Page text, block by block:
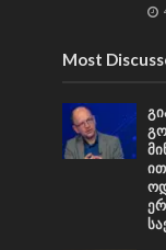
Most